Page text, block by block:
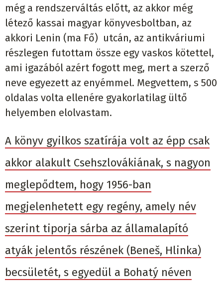
még a rendszerváltás előtt, az akkor még
létező kassai magyar könyvesboltban, az
akkori Lenin (ma Fő) utcán, az antikváriumi
részlegen futottam össze egy vaskos kötettel,
ami igazából azért fogott meg, mert a szerző
neve egyezett az enyémmel. Megvettem, s 500
oldalas volta ellenére gyakorlatilag ültő
helyemben elolvastam.
A könyv gyilkos szatírája volt az épp csak
akkor alakult Csehszlovákiának, s nagyon
meglepődtem, hogy 1956-ban
megjelenhetett egy regény, amely név
szerint tiporja sárba az államalapító
atyák jelentős részének (Beneš, Hlinka)
becsületét, s egyedül a Bohatý néven